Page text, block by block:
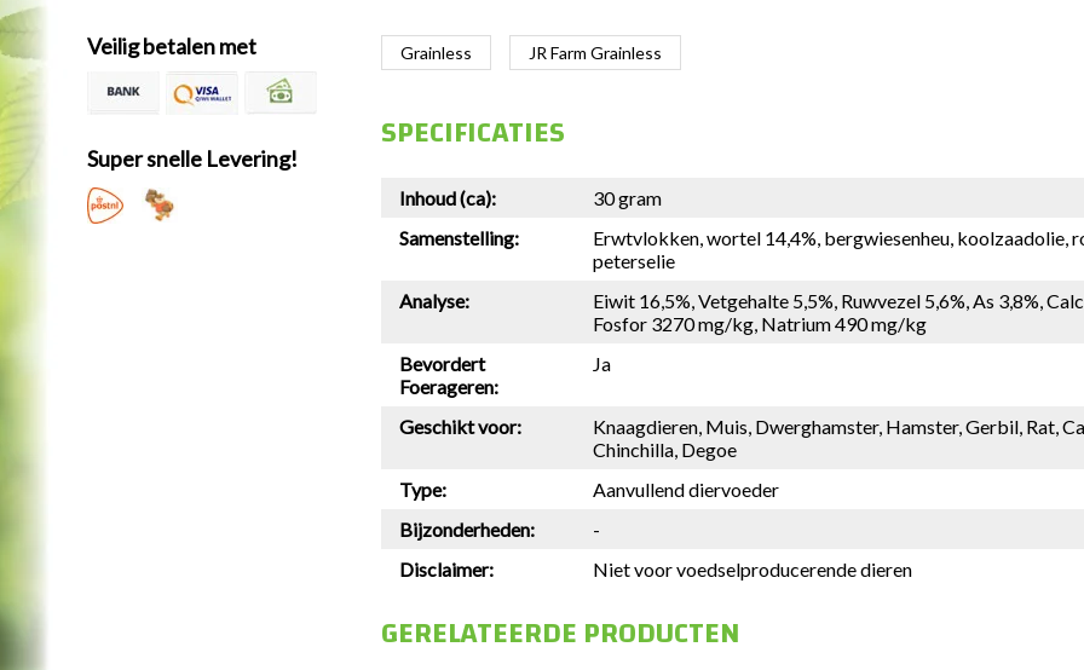
Veilig betalen met
Super snelle Levering!
Grainless JR Farm Grainless
SPECIFICATIES
Inhoud (ca):
30 gram
Samenstelling:
Erwtvlokken, wortel 14,4%, bergwiesenheu, koolzaadolie,
peterselie
Analyse:
Eiwit 16,5%, Vetgehalte 5,5%, Ruwvezel 5,6%, As 3,8%,
Fosfor 3270 mg/kg, Natrium 490 mg/kg
Bevordert
Foerageren:
Ja
Geschikt voor:
Knaagdieren, Muis, Dwerghamster, Hamster, Gerbil, Rat,
Chinchilla, Degoe
Type:
Aanvullend diervoeder
Bijzonderheden:
-
Disclaimer:
Niet voor voedselproducerende dieren
GERELATEERDE PRODUCTEN